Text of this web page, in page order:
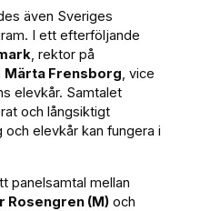
även Sveriges
I ett efterföljande
, rektor på
Märta Frensborg, vice
elevkår. Samtalet
och långsiktigt
elevkår kan fungera i
panelsamtal mellan
Rosengren (M) och